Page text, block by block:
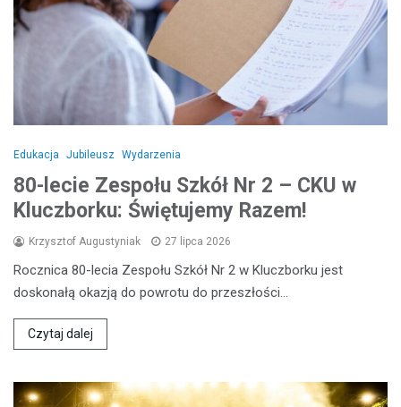
Edukacja Jubileusz Wydarzenia
80-lecie Zespołu Szkół Nr 2 – CKU w
Kluczborku: Świętujemy Razem!
Krzysztof Augustyniak 27 lipca 2026
Rocznica 80-lecia Zespołu Szkół Nr 2 w Kluczborku jest
doskonałą okazją do powrotu do przeszłości…
Czytaj dalej